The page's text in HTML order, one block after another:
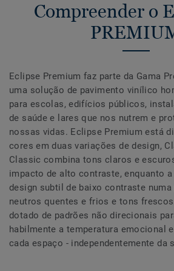
Compreender o
Eclipse Premium faz parte da Gama
uma solução de pavimento vinílico
para escolas, edifícios públicos,
de saúde e lares que nos nutrem e
nossas vidas. Eclipse Premium está
cores em duas variações de design,
Classic combina tons claros e
impacto de alto contraste, enquanto
design subtil de baixo contraste
neutros quentes e frios e tons
dotado de padrões não direcionais
habilmente a temperatura emocional
cada espaço - independentemente da